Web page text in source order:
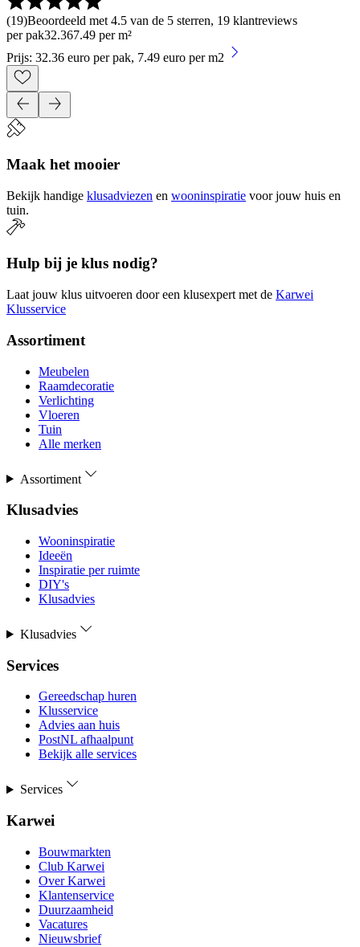
(19)Beoordeeld met 4.5 van de 5 sterren, 19 klantreviews
per pak32.367.49 per m²
Prijs: 32.36 euro per pak, 7.49 euro per m2
Maak het mooier
Bekijk handige klusadviezen en wooninspiratie voor jouw huis en
tuin.
Hulp bij je klus nodig?
Laat jouw klus uitvoeren door een klusexpert met de Karwei
Klusservice
Assortiment
Meubelen
Raamdecoratie
Verlichting
Vloeren
Tuin
Alle merken
Assortiment
Klusadvies
Wooninspiratie
Ideeën
Inspiratie per ruimte
DIY's
Klusadvies
Klusadvies
Services
Gereedschap huren
Klusservice
Advies aan huis
PostNL afhaalpunt
Bekijk alle services
Services
Karwei
Bouwmarkten
Club Karwei
Over Karwei
Klantenservice
Duurzaamheid
Vacatures
Nieuwsbrief